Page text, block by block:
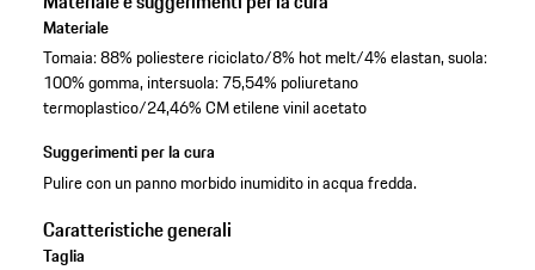
Materiale
Tomaia: 88% poliestere riciclato/8% hot melt/4% elastan, suola:
100% gomma, intersuola: 75,54% poliuretano
termoplastico/24,46% CM etilene vinil acetato
Suggerimenti per la cura
Pulire con un panno morbido inumidito in acqua fredda.
Caratteristiche generali
Taglia